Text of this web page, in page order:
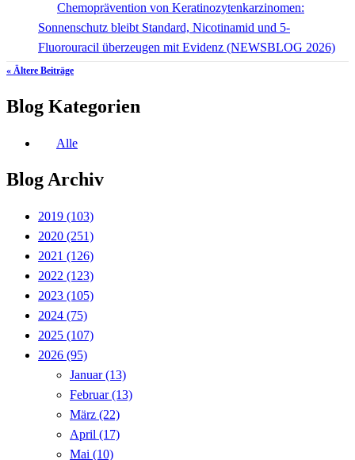
Chemoprävention von Keratinozytenkarzinomen:
Sonnenschutz bleibt Standard, Nicotinamid und 5-
Fluorouracil überzeugen mit Evidenz (NEWSBLOG 2026)
« Ältere Beiträge
Blog Kategorien
Alle
Blog Archiv
2019 (103)
2020 (251)
2021 (126)
2022 (123)
2023 (105)
2024 (75)
2025 (107)
2026 (95)
Januar(13)
Februar(13)
März (22)
April (17)
Mai (10)